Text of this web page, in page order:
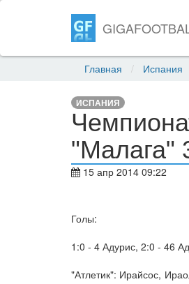
Главная Испания
ИСПАНИЯ
"Малага"
15 апр 2014 09:22
Голы:
1:0 - 4 Адурис, 2:0 - 46
"Атлетик": Ирайсос,